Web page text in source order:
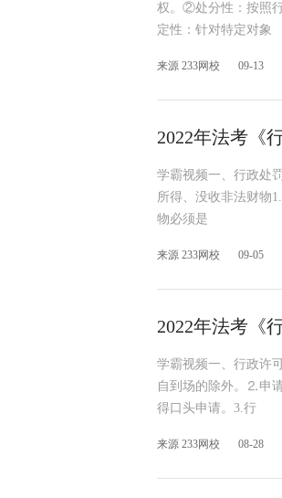
权。②处分性：按照
定性：针对特定对象
来源 233网校 09-13
2022年法考《
学霸视频一、行政处
所得、没收非法财物
物必须是
来源 233网校 09-05
2022年法考《
学霸视频一、行政许
自到场的除外。⒉申
得口头申请。3.行
来源 233网校 08-28